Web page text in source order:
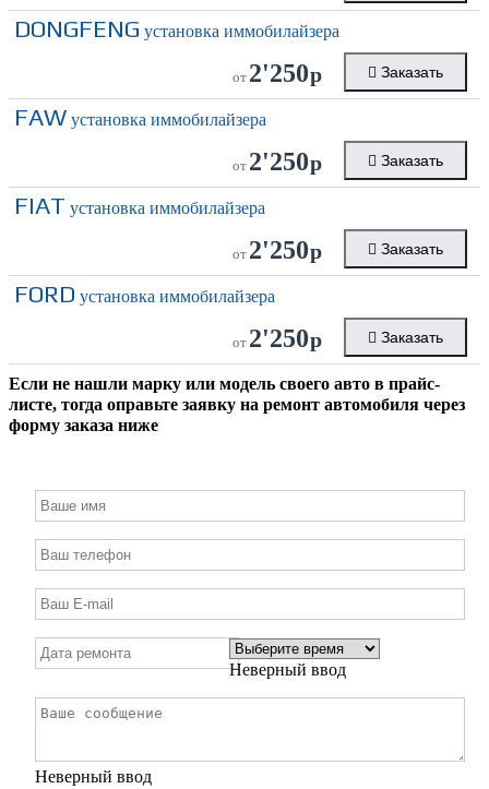
DONGFENG установка иммобилайзера
от 2'250р Заказать
FAW установка иммобилайзера
от 2'250р Заказать
FIAT установка иммобилайзера
от 2'250р Заказать
FORD установка иммобилайзера
от 2'250р Заказать
Если не нашли марку или модель своего авто в прайс-
листе, тогда оправьте заявку на ремонт автомобиля через
форму заказа ниже
Неверный ввод
Неверный ввод